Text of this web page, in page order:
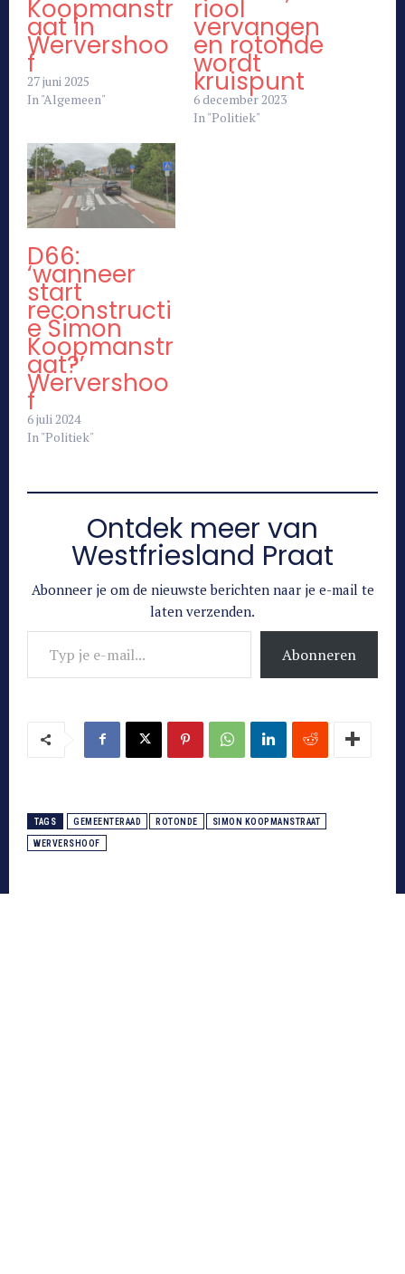
Koopmanstr
aat in
Wervershoo
f
27 juni 2025
In "Algemeen"
riool
vervangen
en rotonde
wordt
kruispunt
6 december 2023
In "Politiek"
D66:
‘wanneer
start
reconstructi
e Simon
Koopmanstr
aat?’
Wervershoo
f
6 juli 2024
In "Politiek"
Ontdek meer van
Westfriesland Praat
Abonneer je om de nieuwste berichten naar je e-mail te
laten verzenden.
Typ je e-mail...
Abonneren
TAGS GEMEENTERAAD ROTONDE SIMON KOOPMANSTRAAT
WERVERSHOOF